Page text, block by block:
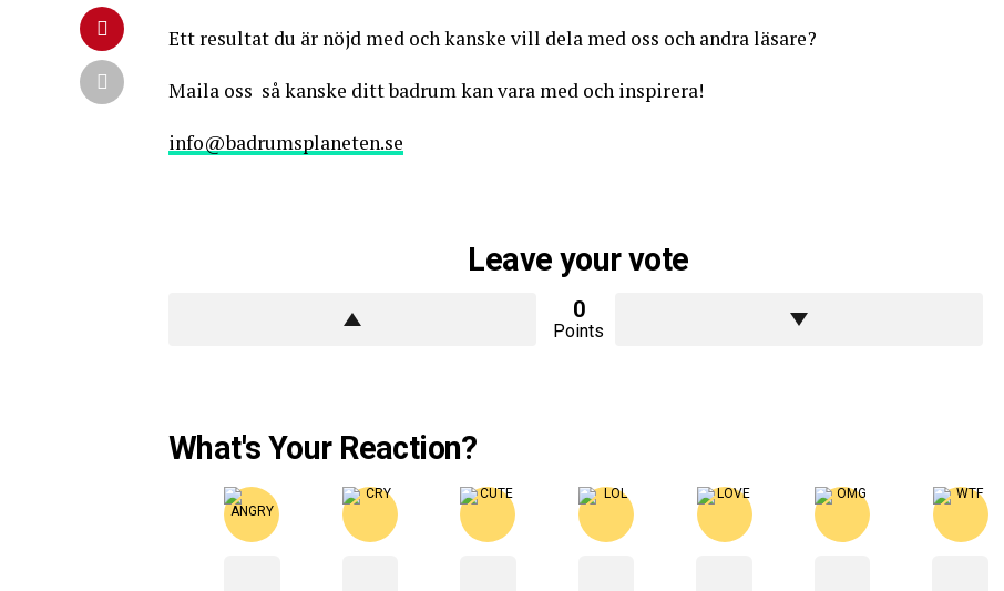
Ett resultat du är nöjd med och kanske vill dela med oss och andra läsare?
Maila oss så kanske ditt badrum kan vara med och inspirera!
info@badrumsplaneten.se
Leave your vote
0
Points
What's Your Reaction?